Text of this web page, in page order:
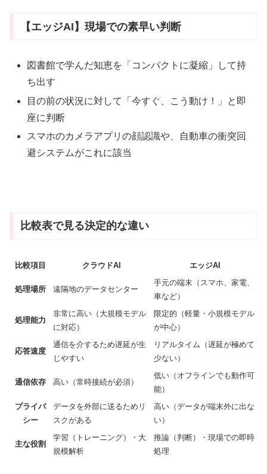
【エッジAI】現場での素早い判断
図書館で学んだ知恵を「コンパクトに凝縮」して持
ち出す
目の前の状況に対して「今すぐ、こう動け！」と即
座に判断
スマホのカメラアプリの顔認識や、自動車の衝突回
避システムがこれに該当
比較表で見る決定的な違い
比較項目 クラウドAI エッジAI
処理場所 遠隔地のデータセンター
手元の端末（スマホ、家電、
車など）
処理能力
非常に高い（大規模モデル
に対応）
限定的（軽量・小規模モデル
が中心）
応答速度
通信を介するため遅延が生
じやすい
リアルタイム（遅延が極めて
少ない）
通信依存 高い（常時接続が必須）
低い（オフラインでも動作可
能）
プライバ
シー
データを外部に送るためリ
スクがある
高い（データが端末外に出な
い）
主な役割
学習（トレーニング）・大
規模解析
推論（判断）・現場での即時
処理